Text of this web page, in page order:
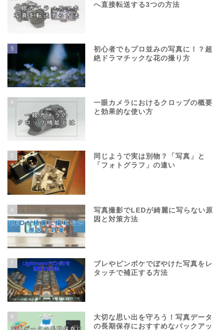
へ直接転送する3つの方法
3
初心者でもプロ並みの写真に！？超
絶ドラマチックな花の撮り方
4
一眼カメラにおけるクロップの概要
と効果的な使い方
5
同じようで実は別物？「写真」と
「フォトグラフ」の違い
6
写真撮影でLEDが綺麗に写らない原
因と対策方法
7
ブレやピンボケでぼやけた写真をレ
タッチで補正する方法
8
大切な思い出を守ろう！写真データ
の長期保存におすすめなバックアッ